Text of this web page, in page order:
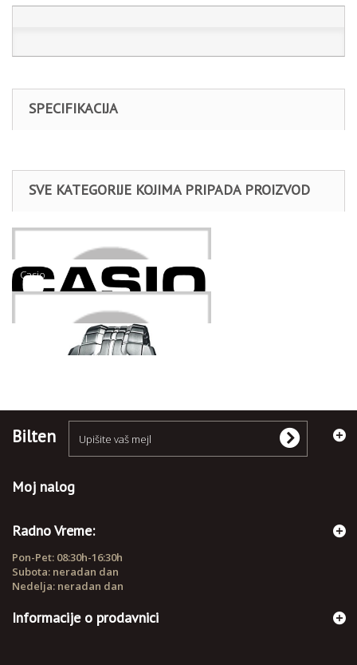
SPECIFIKACIJA
SVE KATEGORIJE KOJIMA PRIPADA PROIZVOD
Casio
RUČNI SATOVI
Bilten
Moj nalog
Radno Vreme:
Pon-Pet: 08:30h-16:30h
Subota: neradan dan
Nedelja: neradan dan
Informacije o prodavnici